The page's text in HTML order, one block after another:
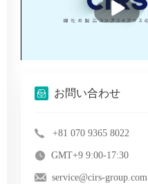
放
お問い合わせ
+81 070 9365 8022
GMT+9 9:00-17:30
service@cirs-group.com